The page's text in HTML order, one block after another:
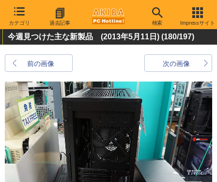
カテゴリ 過去記事 検索 Impressサイト
今週見つけた主な新製品 (2013年5月11日) (180/197)
前の画像 次の画像